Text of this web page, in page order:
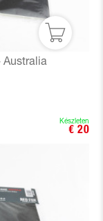
Australia
Készleten
€ 20